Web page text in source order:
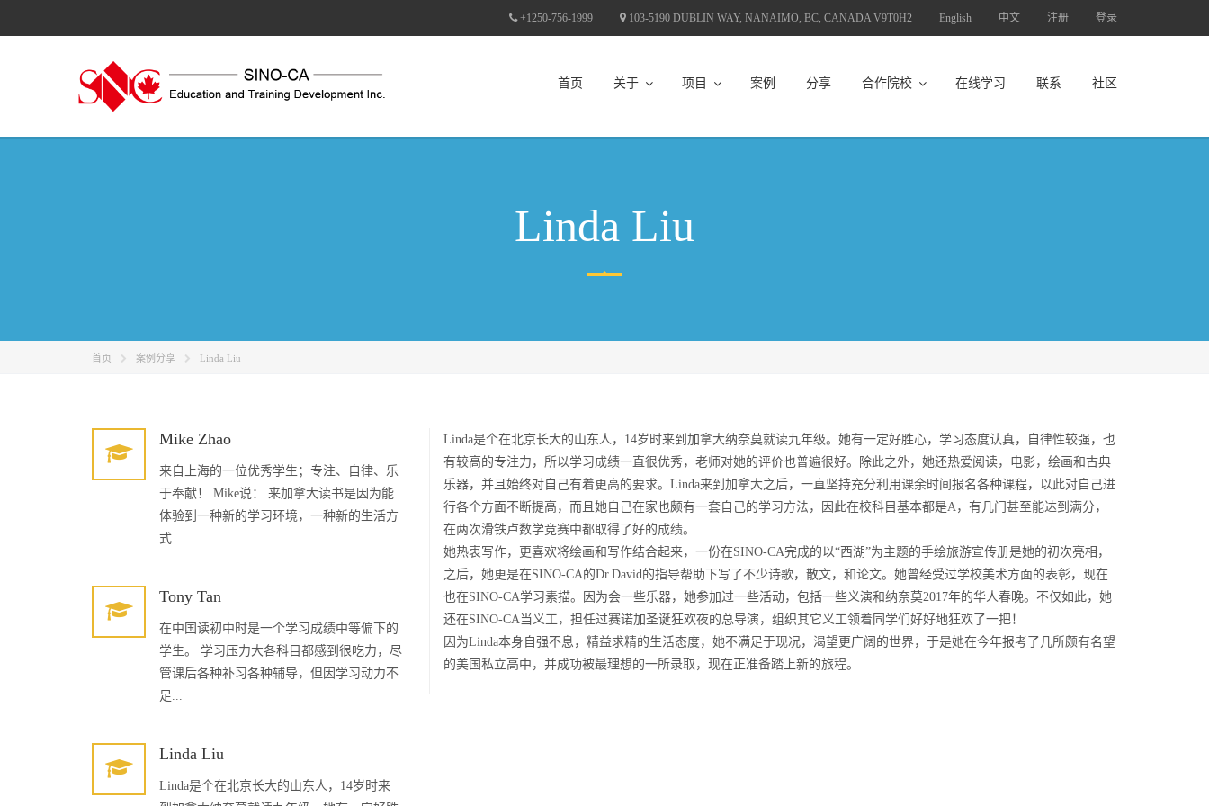
登录
注册
中文
English
103-5190 DUBLIN WAY, NANAIMO, BC, CANADA V9T0H2
+1250-756-1999
首页 关于 项目 案例 分享 合作院校 在线学习 联系 社区
Linda Liu
首页 案例分享 Linda Liu
Mike Zhao
来自上海的一位优秀学生；专注、自律、乐
于奉献！ Mike说： 来加拿大读书是因为能
体验到一种新的学习环境，一种新的生活方
式...
Tony Tan
在中国读初中时是一个学习成绩中等偏下的
学生。 学习压力大各科目都感到很吃力，尽
管课后各种补习各种辅导，但因学习动力不
足...
Linda Liu
Linda是个在北京长大的山东人，14岁时来
Linda是个在北京长大的山东人，14岁时来到加拿大纳奈莫就读九年级。她有一定好胜心，学习态度认真，自律性较强，也
有较高的专注力，所以学习成绩一直很优秀，老师对她的评价也普遍很好。除此之外，她还热爱阅读，电影，绘画和古典
乐器，并且始终对自己有着更高的要求。Linda来到加拿大之后，一直坚持充分利用课余时间报名各种课程，以此对自己进
行各个方面不断提高，而且她自己在家也颇有一套自己的学习方法，因此在校科目基本都是A，有几门甚至能达到满分，
在两次滑铁卢数学竞赛中都取得了好的成绩。
她热衷写作，更喜欢将绘画和写作结合起来，一份在SINO-CA完成的以“西湖”为主题的手绘旅游宣传册是她的初次亮相，
之后，她更是在SINO-CA的Dr.David的指导帮助下写了不少诗歌，散文，和论文。她曾经受过学校美术方面的表彰，现在
也在SINO-CA学习素描。因为会一些乐器，她参加过一些活动，包括一些义演和纳奈莫2017年的华人春晚。不仅如此，她
还在SINO-CA当义工，担任过赛诺加圣诞狂欢夜的总导演，组织其它义工领着同学们好好地狂欢了一把！
因为Linda本身自强不息，精益求精的生活态度，她不满足于现况，渴望更广阔的世界，于是她在今年报考了几所颇有名望
的美国私立高中，并成功被最理想的一所录取，现在正准备踏上新的旅程。